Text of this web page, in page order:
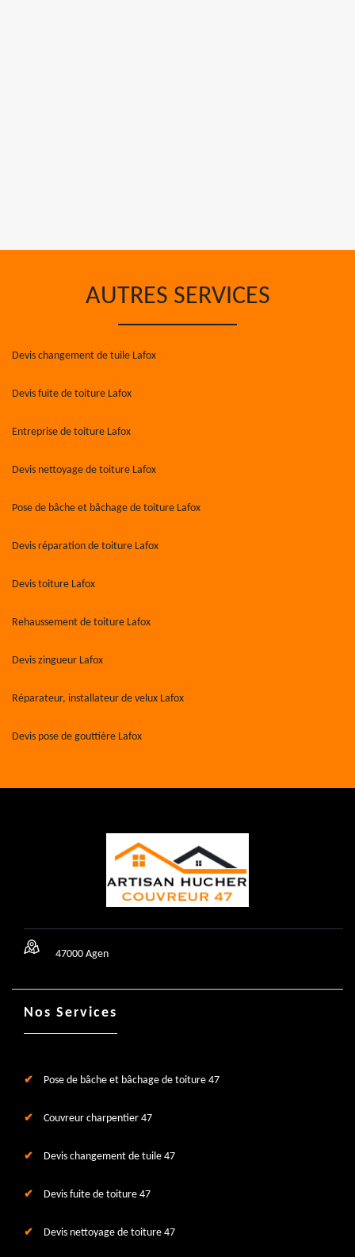
AUTRES SERVICES
Devis changement de tuile Lafox
Devis fuite de toiture Lafox
Entreprise de toiture Lafox
Devis nettoyage de toiture Lafox
Pose de bâche et bâchage de toiture Lafox
Devis réparation de toiture Lafox
Devis toiture Lafox
Rehaussement de toiture Lafox
Devis zingueur Lafox
Réparateur, installateur de velux Lafox
Devis pose de gouttière Lafox
47000 Agen
Nos Services
Pose de bâche et bâchage de toiture 47
Couvreur charpentier 47
Devis changement de tuile 47
Devis fuite de toiture 47
Devis nettoyage de toiture 47